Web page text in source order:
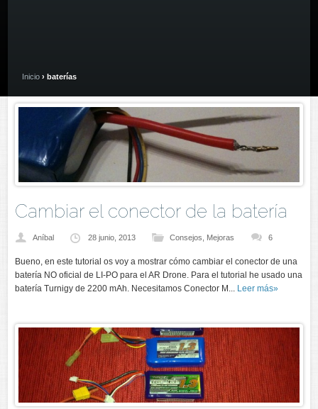
Inicio › baterías
Cambiar el conector de la batería
Aníbal 28 junio, 2013 Consejos Mejoras 6
Bueno, en este tutorial os voy a mostrar cómo cambiar el conector de una
batería NO oficial de LI-PO para el AR Drone. Para el tutorial he usado una
batería Turnigy de 2200 mAh. Necesitamos Conector M... Leer más»